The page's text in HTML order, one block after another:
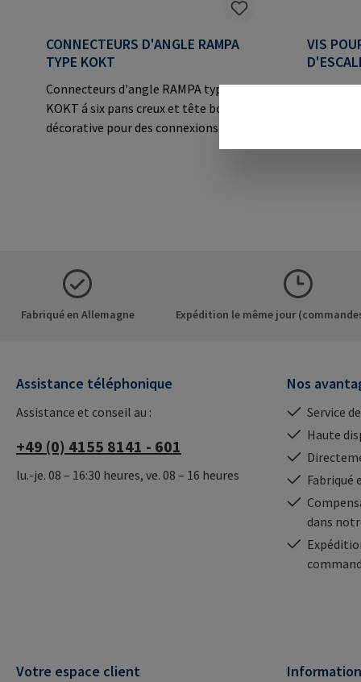
CONNECTEURS D'ANGLE RAMPA
TYPE KOKT
Connecteurs d'angle RAMPA type
KOKT á six pans creux et tête bombée
décorative pour des connexions
visibles.Informations sur le fabricant:
VIS
Vis pour
Fabriqué en Allemagne Expédition le même jour
Assistance téléphonique
Assistance et conseil au :
+49 (0) 4155 8141 - 601
lu.-je. 08 – 16:30 heures, ve. 08 – 16 heures
Nos
Service
Haute
Fabriqué
dans
Votre espace client